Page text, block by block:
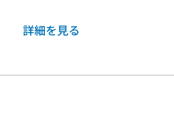
詳細を見る